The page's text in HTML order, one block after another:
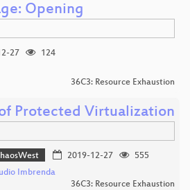
Opening
27
124
36C3: Resource Exhaustion
Protected Virtualization
2019-12-27
555
Imbrenda
36C3: Resource Exhaustion